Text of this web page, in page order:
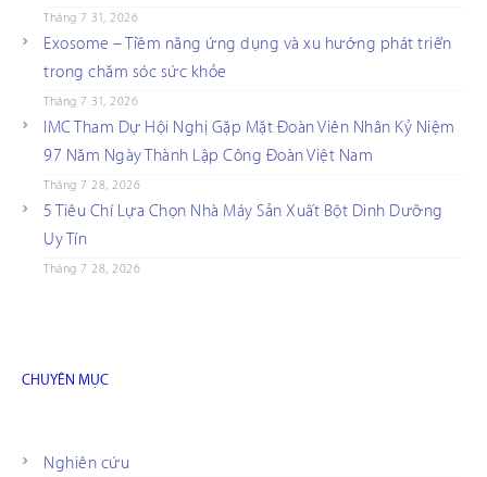
Tháng 7 31, 2026
Exosome – Tiềm năng ứng dụng và xu hướng phát triển
trong chăm sóc sức khỏe
Tháng 7 31, 2026
IMC Tham Dự Hội Nghị Gặp Mặt Đoàn Viên Nhân Kỷ Niệm
97 Năm Ngày Thành Lập Công Đoàn Việt Nam
Tháng 7 28, 2026
5 Tiêu Chí Lựa Chọn Nhà Máy Sản Xuất Bột Dinh Dưỡng
Uy Tín
Tháng 7 28, 2026
CHUYÊN MỤC
Nghiên cứu